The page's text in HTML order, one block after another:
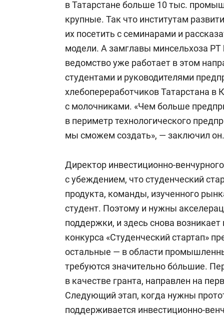
в Татарстане больше 10 тыс.
крупные. Так что институтам
их посетить с семинарами и
модели. А замглавы минсельхоза РТ
ведомство уже работает в этом
студентами и руководителями
хлебопереработчиков Татарстана
с молочниками. «Чем больше
в периметр технологического
мы сможем создать», — заключил
Директор инвестиционно-
с убеждением, что студенческий
продукта, команды, изученного
студент. Поэтому и нужны
поддержки, и здесь снова
конкурса «Студенческий стартап»
остальные — в области
требуются значительно бо́льшие.
в качестве гранта, направлен на
Следующий этап, когда нужны
поддерживается инвестиционно-